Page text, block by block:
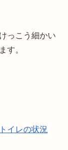
っこう細かい
す。
イレの状況